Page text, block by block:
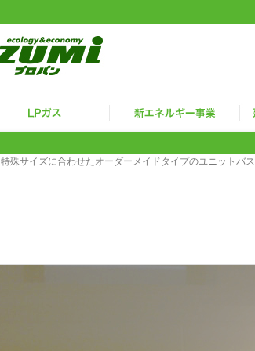
特殊サイズに合わせたオーダーメイドタイプのユニットバス